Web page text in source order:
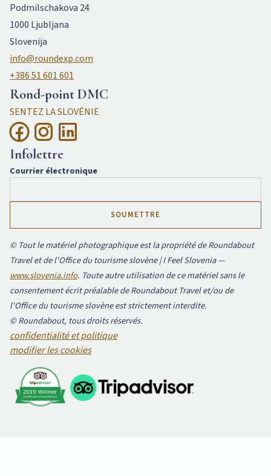
Podmilschakova 24
1000 Ljubljana
Slovenija
info@roundexp.com
+386 51 601 601
Rond-point DMC
SENTEZ LA SLOVÉNIE
Infolettre
Courrier électronique
© Tout le matériel photographique est la propriété de Roundabout
Travel et de l'Office du tourisme slovène | I Feel Slovenia —
www.slovenia.info. Toute autre utilisation de ce matériel sans le
consentement écrit préalable de Roundabout Travel et/ou de
l'Office du tourisme slovène est strictement interdite.
© Roundabout, tous droits réservés.
confidentialité et politique
modifier les cookies